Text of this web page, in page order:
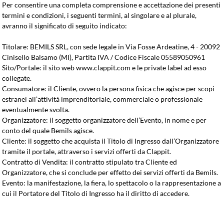
Per consentire una completa comprensione e accettazione dei presenti
termini e condizioni, i seguenti termini, al singolare e al plurale,
avranno il significato di seguito indicato:
Titolare: BEMILS SRL, con sede legale in Via Fosse Ardeatine, 4 - 20092
Cinisello Balsamo (MI), Partita IVA / Codice Fiscale 05589050961
Sito/Portale: il sito web www.clappit.com e le private label ad esso
collegate.
Consumatore: il Cliente, ovvero la persona fisica che agisce per scopi
estranei all’attività imprenditoriale, commerciale o professionale
eventualmente svolta.
Organizzatore: il soggetto organizzatore dell’Evento, in nome e per
conto del quale Bemils agisce.
Cliente: il soggetto che acquista il Titolo di Ingresso dall’Organizzatore
tramite il portale, attraverso i servizi offerti da Clappit.
Contratto di Vendita: il contratto stipulato tra Cliente ed
Organizzatore, che si conclude per effetto dei servizi offerti da Bemils.
Evento: la manifestazione, la fiera, lo spettacolo o la rappresentazione a
cui il Portatore del Titolo di Ingresso ha il diritto di accedere.